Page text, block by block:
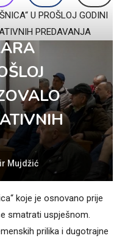
U PROŠLOJ GODINI
PREDAVANJA
Mujdžić
koje je osnovano prije
smatrati uspješnom.
prilika i dugotrajne